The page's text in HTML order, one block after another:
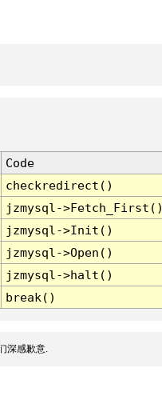
Code
checkredirect()
jzmysql-
jzmysql->Init()
jzmysql->Open()
jzmysql->halt()
break()
深感歉意.